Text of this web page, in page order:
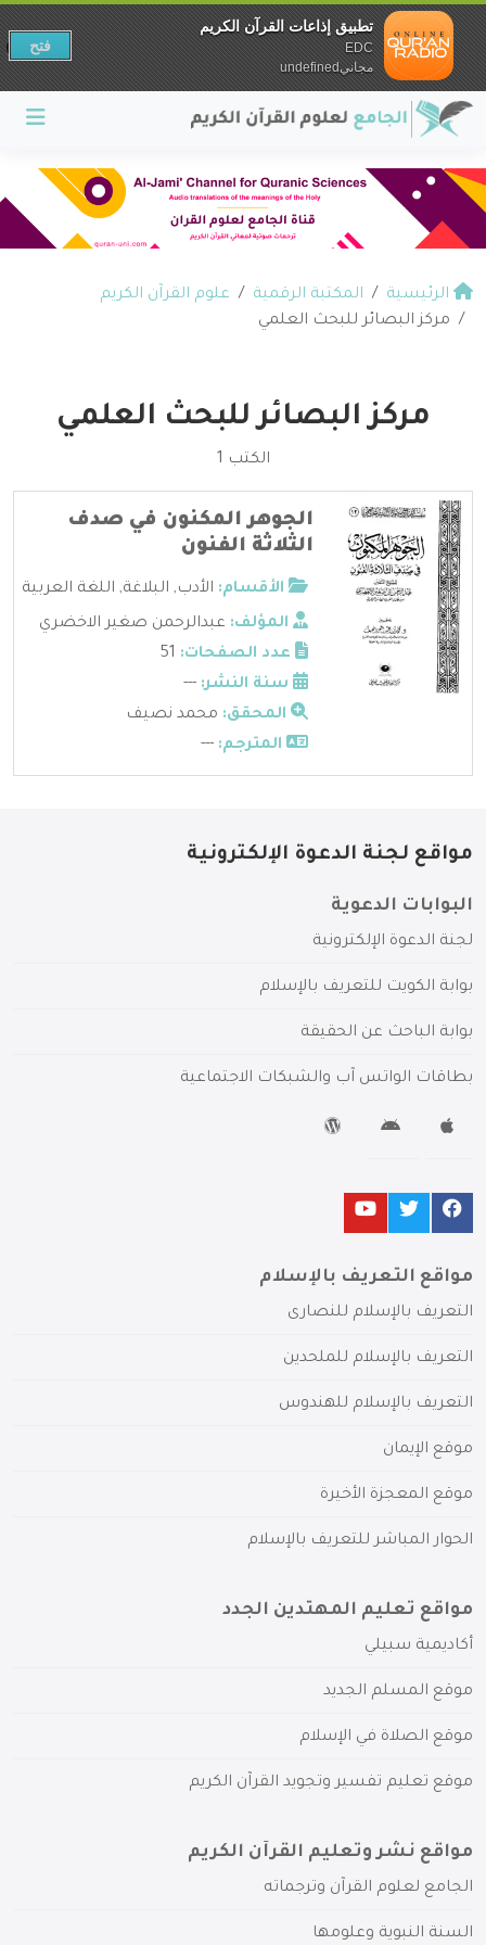
الرئيسية المكتبة الرقمية
علوم القرآن الكريم
مركز البصائر للبحث العلمي
مركز البصائر للبحث العلمي
الكتب 1
الجوهر المكنون في صدف
الثلاثة الفنون
الأقسام: الأدب, البلاغة, اللغة العربية
المؤلف: عبدالرحمن صغير الاخضري
عدد الصفحات:
سنة النشر: ---
المحقق: محمد نصيف
المترجم: ---
مواقع لجنة الدعوة الإلكترونية
البوابات الدعوية
لجنة الدعوة الإلكترونية
بوابة الكويت للتعريف بالإسلام
بوابة الباحث عن الحقيقة
بطاقات الواتس آب والشبكات الاجتماعية
مواقع التعريف بالإسلام
التعريف بالإسلام للنصارى
التعريف بالإسلام للملحدين
التعريف بالإسلام للهندوس
موقع الإيمان
موقع المعجزة الأخيرة
الحوار المباشر للتعريف بالإسلام
مواقع تعليم المهتدين الجدد
أكاديمية سبيلي
موقع المسلم الجديد
موقع الصلاة في الإسلام
موقع تعليم تفسير وتجويد القرآن الكريم
مواقع نشر وتعليم القرآن الكريم
الجامع لعلوم القرآن وترجماته
السنة النبوية وعلومها
تطبيق إذاعات القرآن الكريم
EDC
مجانيundefined
فتح